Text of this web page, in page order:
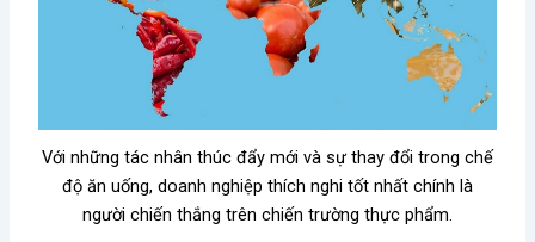
Với những tác nhân thúc đẩy mới và sự thay đổi trong chế
độ ăn uống, doanh nghiệp thích nghi tốt nhất chính là
người chiến thắng trên chiến trường thực phẩm.